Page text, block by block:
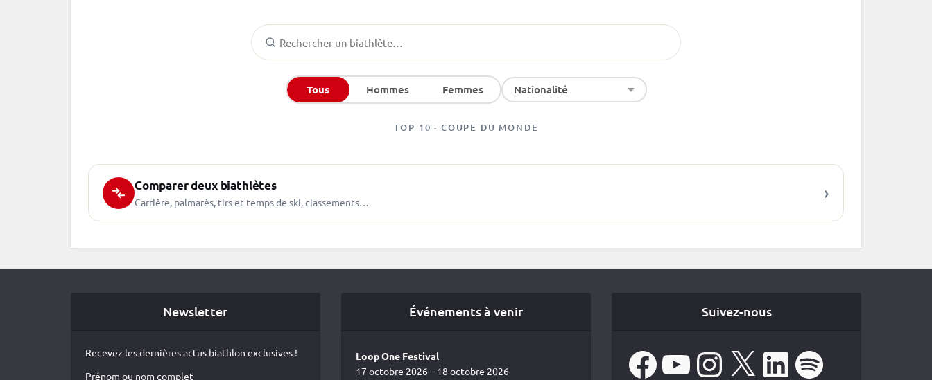
Tous Hommes Femmes Nationalité
TOP 10 · COUPE DU MONDE
Comparer deux biathlètes
Carrière, palmarès, tirs et temps de ski, classements… ›
Newsletter
Recevez les dernières actus biathlon exclusives !
Prénom ou nom complet
Événements à venir
Loop One Festival
17 octobre 2026 – 18 octobre 2026
Suivez-nous
FacebookYouTube Instagram
X LinkedIn Spotify